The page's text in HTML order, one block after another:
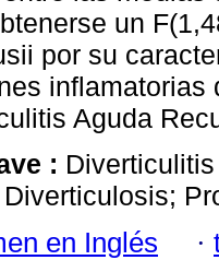
un
por su
inflamatorias
Aguda
:
en Inglés ·